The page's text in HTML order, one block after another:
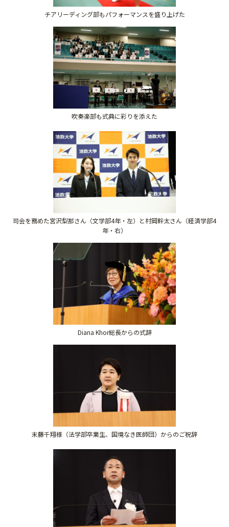
チアリーディング部もパフォーマンスを盛り上げた
吹奏楽部も式典に彩りを添えた
司会を務めた宮沢梨那さん（文学部4年・左）と村岡幹太さん（経済学部4
年・右）
Diana Khor総長からの式辞
末藤千翔様（法学部卒業生、国境なき医師団）からのご祝辞